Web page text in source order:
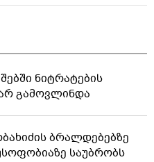
ნიტრატების
გამოვლინდა
ბრალდებებზე
საუბრობს